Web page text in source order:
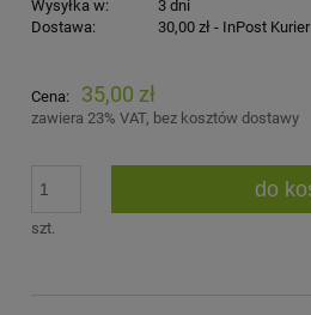
Wysyłka w:
3 dni
Dostawa:
30,00 zł - InPost Kurier
Cena nie zawiera ewentualnych
Cena: 35,00 zł
zawiera 23% VAT, bez kosztów dostawy
szt.
do